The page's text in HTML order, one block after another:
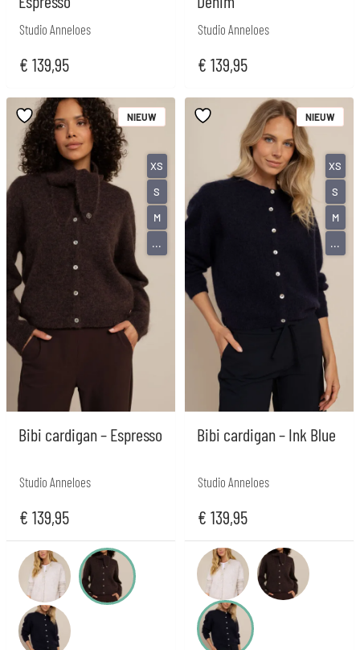
Studio Anneloes
€ 139,95
Studio Anneloes
€ 139,95
Bibi cardigan – Espresso
Studio Anneloes
€ 139,95
NIEUW
XS
S
M
...
Bibi cardigan – Ink Blue
Studio Anneloes
€ 139,95
NIEUW
XS
S
M
...